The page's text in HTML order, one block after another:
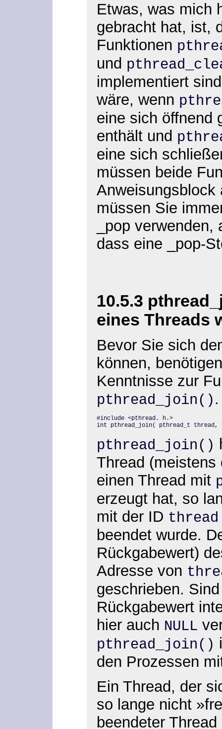
Etwas, was mich
gebracht hat, ist,
Funktionen
und
implementiert
wäre, wenn
eine sich öffnend
enthält und
eine sich
müssen beide
Anweisungsblock
müssen Sie
_pop
dass eine _pop-
10.5.3
eines Threads
Bevor Sie sich
können,
Kenntnisse zur
pthread_join().
#include <pthread. h.>
int pthread_join( pthread_t thread,
pthread_join()
Thread (meistens
einen Thread mit
erzeugt hat, so
mit der ID thread
beendet wurde.
Rückgabewert)
Adresse von
geschrieben.
Rückgabewert
hier auch NULL
pthread_join()
den Prozessen
Ein Thread, der
so lange nicht
beendeter